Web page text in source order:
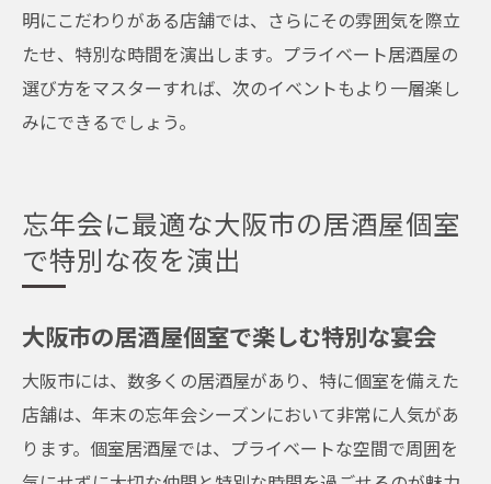
明にこだわりがある店舗では、さらにその雰囲気を際立
たせ、特別な時間を演出します。プライベート居酒屋の
選び方をマスターすれば、次のイベントもより一層楽し
みにできるでしょう。
忘年会に最適な大阪市の居酒屋個室
で特別な夜を演出
大阪市の居酒屋個室で楽しむ特別な宴会
大阪市には、数多くの居酒屋があり、特に個室を備えた
店舗は、年末の忘年会シーズンにおいて非常に人気があ
ります。個室居酒屋では、プライベートな空間で周囲を